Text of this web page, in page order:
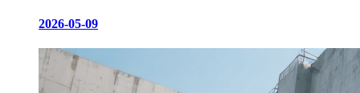
2026-05-09